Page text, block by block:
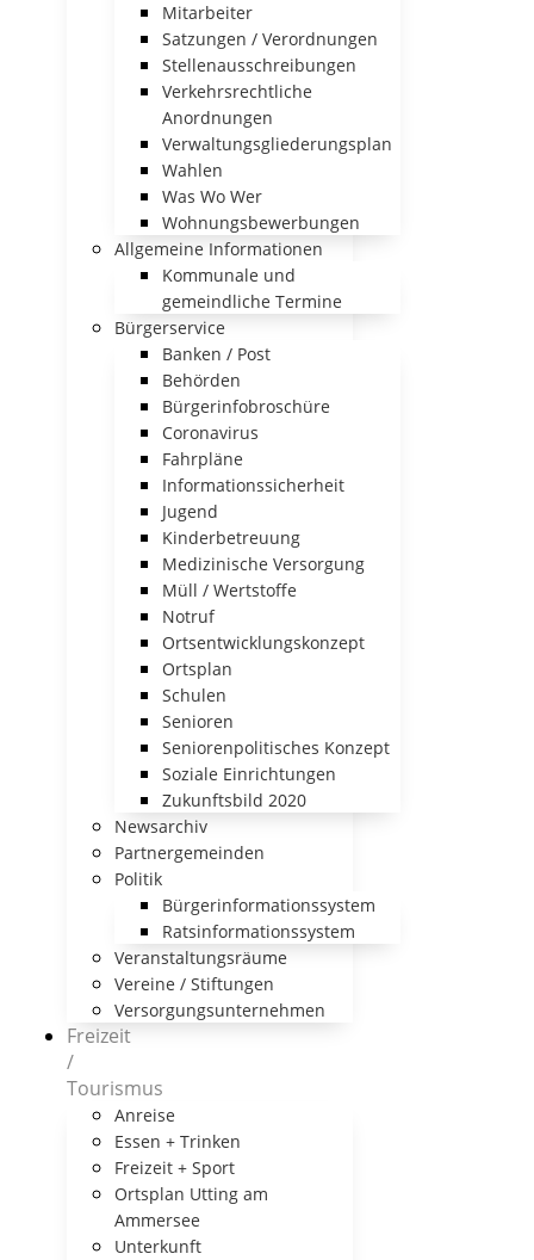
Mitarbeiter
Satzungen / Verordnungen
Stellenausschreibungen
Verkehrsrechtliche
Anordnungen
Verwaltungsgliederungsplan
Wahlen
Was Wo Wer
Wohnungsbewerbungen
Allgemeine Informationen
Kommunale und
gemeindliche Termine
Bürgerservice
Banken / Post
Behörden
Bürgerinfobroschüre
Coronavirus
Fahrpläne
Informationssicherheit
Jugend
Kinderbetreuung
Medizinische Versorgung
Müll / Wertstoffe
Notruf
Ortsentwicklungskonzept
Ortsplan
Schulen
Senioren
Seniorenpolitisches Konzept
Soziale Einrichtungen
Zukunftsbild 2020
Newsarchiv
Partnergemeinden
Politik
Bürgerinformationssystem
Ratsinformationssystem
Veranstaltungsräume
Vereine / Stiftungen
Versorgungsunternehmen
Freizeit
/
Tourismus
Anreise
Essen + Trinken
Freizeit + Sport
Ortsplan Utting am
Ammersee
Unterkunft